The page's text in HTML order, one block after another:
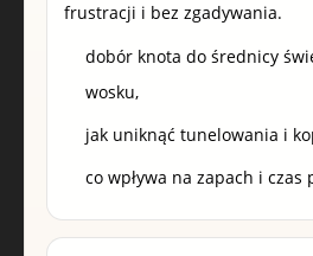
frustracji i bez zgadywania.
dobór knota do średnicy
wosku,
jak uniknąć tunelowania i
co wpływa na zapach i czas